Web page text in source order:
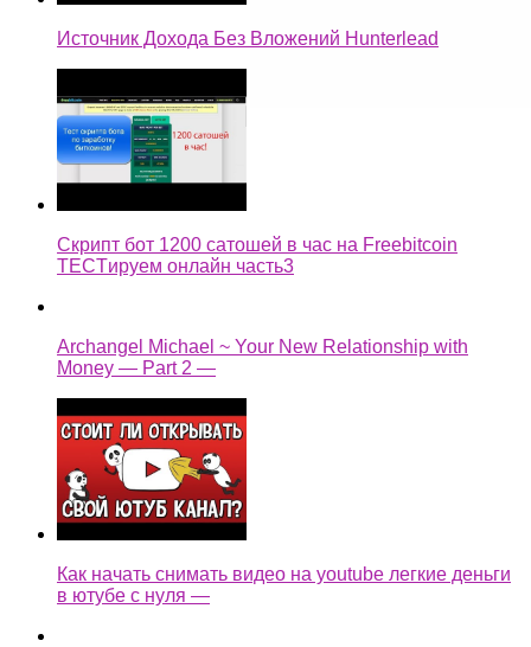
Источник Дохода Без Вложений Hunterlead
Скрипт бот 1200 сатошей в час на Freebitcoin
TECTируем онлайн часть3
Archangel Michael ~ Your New Relationship with
Money — Part 2 —
Как начать снимать видео на youtube легкие деньги
в ютубе с нуля —